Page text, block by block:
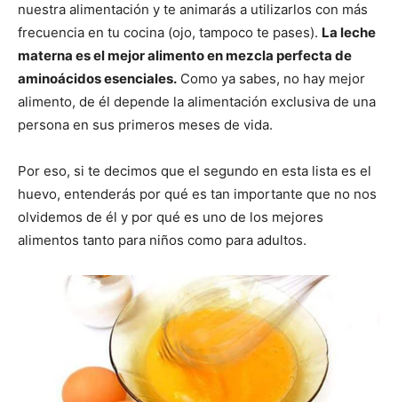
nuestra alimentación y te animarás a utilizarlos con más
frecuencia en tu cocina (ojo, tampoco te pases). La leche
materna es el mejor alimento en mezcla perfecta de
aminoácidos esenciales. Como ya sabes, no hay mejor
alimento, de él depende la alimentación exclusiva de una
persona en sus primeros meses de vida.
Por eso, si te decimos que el segundo en esta lista es el
huevo, entenderás por qué es tan importante que no nos
olvidemos de él y por qué es uno de los mejores
alimentos tanto para niños como para adultos.